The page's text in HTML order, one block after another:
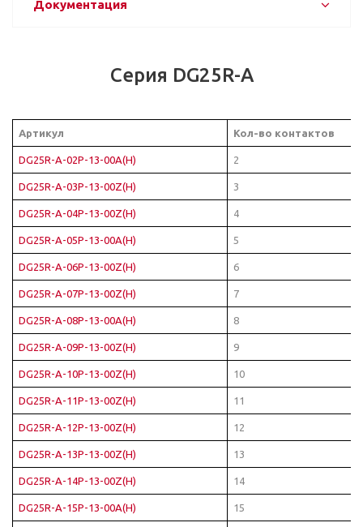
Документация
Серия DG25R-A
Артикул Кол-во контактов
DG25R-A-02P-13-00A(H) 2
DG25R-A-03P-13-00Z(H) 3
DG25R-A-04P-13-00Z(H) 4
DG25R-A-05P-13-00A(H) 5
DG25R-A-06P-13-00Z(H) 6
DG25R-A-07P-13-00Z(H) 7
DG25R-A-08P-13-00A(H) 8
DG25R-A-09P-13-00Z(H) 9
DG25R-A-10P-13-00Z(H) 10
DG25R-A-11P-13-00Z(H) 11
DG25R-A-12P-13-00Z(H) 12
DG25R-A-13P-13-00Z(H) 13
DG25R-A-14P-13-00Z(H) 14
DG25R-A-15P-13-00A(H) 15